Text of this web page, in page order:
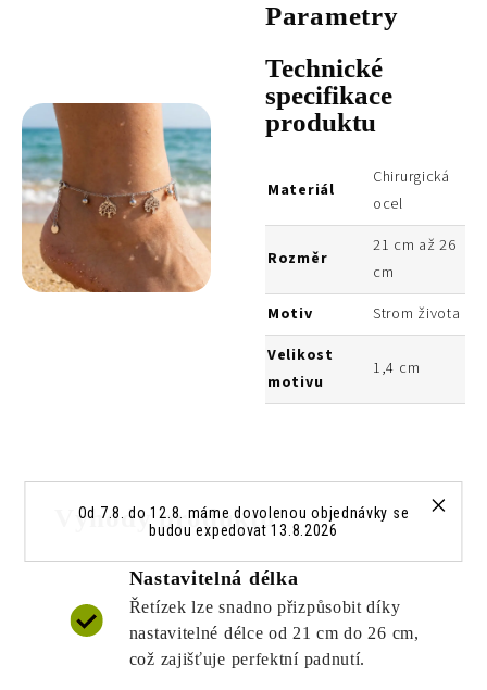
Od 7.8. do 12.8. máme dovolenou objednávky se
budou expedovat 13.8.2026
Parametry
Technické
specifikace
produktu
Materiál
Chirurgická
ocel
Rozměr
21 cm až 26
cm
Motiv
Strom života
Velikost
motivu
1,4 cm
Výhody produktu
Nastavitelná délka
Řetízek lze snadno přizpůsobit díky
nastavitelné délce od 21 cm do 26 cm,
což zajišťuje perfektní padnutí.